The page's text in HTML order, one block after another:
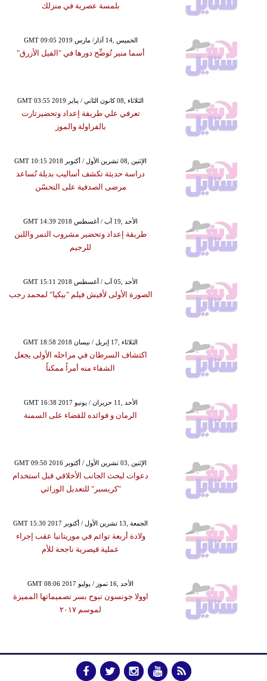
بلمسة عصرية في منزلك
GMT 09:05 2019 الخميس ,14 آذار/ مارس
أسما منير تُوضِّح دورها في "الفيل الأزرق"
GMT 03:55 2019 الثلاثاء ,08 كانون الثاني / يناير
تعرفي علي طريقة إعداد وتحضيرتارت
بالفراولة والموز
GMT 10:15 2018 الإثنين ,08 تشرين الأول / أكتوبر
دراسة حديثة تكشف أساليب بديلة تُساعد
مرضى الصدفية على التحسّن
GMT 14:39 2018 الأحد ,19 آب / أغسطس
طريقة إعداد وتحضير مشروب التمر واللبن
للرجيم
GMT 15:11 2018 الأحد ,05 آب / أغسطس
الصورة الأولى لأفيش فيلم "بيكيا" لمحمد رجب
GMT 18:58 2018 الثلاثاء ,17 إبريل / نيسان
اكتشاف السرطان في مراحله الأولى يجعل
الشفاء منه أمراً ممكناً
GMT 16:38 2017 الأحد ,11 حزيران / يونيو
الرمان و فوائده للقضاء على السمنة
GMT 09:50 2016 الإثنين ,03 تشرين الأول / أكتوبر
دعوات لبحث الجانب الأخلاقي قبل استخدام
"كريسبر" للتعديل الوراثي
GMT 15:30 2017 الجمعة ,13 تشرين الأول / أكتوبر
ولادة أربعة توائم في موريتانيا عقب إجراء
عملية قيصرية ناجحة للأم
GMT 08:06 2017 الأحد ,16 تموز / يوليو
اوولا جونسون تبوح بسر تصميماتها المميزة
لموسم ٢٠١٧